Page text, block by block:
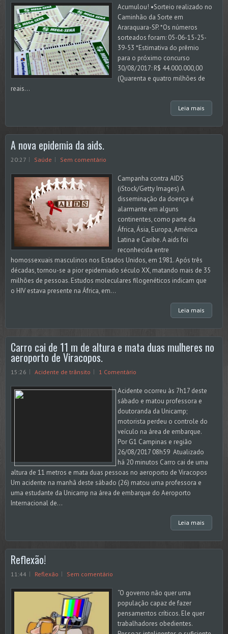
Acumulou! •Sorteio realizado no
Caminhão da Sorte em
Araraquara-SP. *Os números
sorteados foram: 05-06-15-25-
39-53 *Estimativa do prêmio
para o próximo concurso
30/08/2017: R$ 44.000.000,00
(Quarenta e quatro milhões de
reais...
Leia mais
A nova epidemia da aids.
20:27 Saúde Sem comentário
Campanha contra AIDS
(iStock/Getty Images) A
disseminação da doença é
alarmante em alguns
continentes, como parte da
África, Ásia, Europa, América
Latina e Caribe. A aids foi
reconhecida entre
homossexuais masculinos nos Estados Unidos, em 1981. Após três
décadas, tornou-se a pior epidemiado século XX, matando mais de 35
milhões de pessoas. Estudos moleculares filogenéticos indicam que
o HIV estava presente na África, em...
Leia mais
Carro cai de 11 m de altura e mata duas mulheres no
aeroporto de Viracopos.
15:26 Acidente de trânsito 1 Comentário
Acidente ocorreu às 7h17 deste
sábado e matou professora e
doutoranda da Unicamp;
motorista perdeu o controle do
veículo na área de embarque.
Por G1 Campinas e região
26/08/2017 08h59 Atualizado
há 20 minutos Carro cai de uma
altura de 11 metros e mata duas pessoas no aeroporto de Viracopos
Um acidente na manhã deste sábado (26) matou uma professora e
uma estudante da Unicamp na área de embarque do Aeroporto
Internacional de...
Leia mais
Reflexão!
11:44 Reflexão Sem comentário
“O governo não quer uma
população capaz de fazer
pensamentos críticos. Ele quer
trabalhadores obedientes.